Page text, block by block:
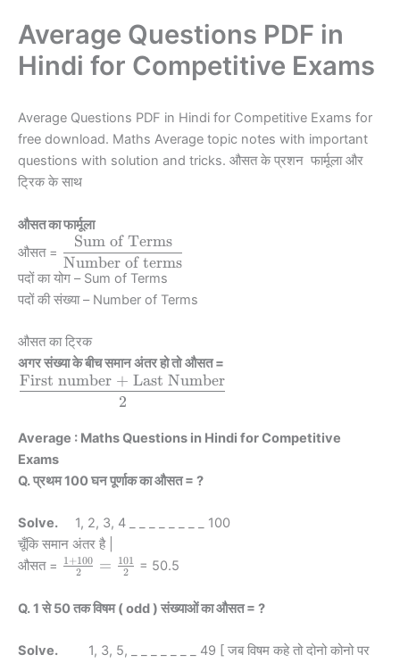
Average Questions PDF in
Hindi for Competitive Exams
Average Questions PDF in Hindi for Competitive Exams for
free download. Maths Average topic notes with important
questions with solution and tricks. औसत के प्रशन फार्मूला और
ट्रिक के साथ
औसत का फार्मूला
औसत =
\dfrac {
\text{Sum of
Terms}}
{\text{Number
Number of terms
Sum of Terms
पदों का योग – Sum of Terms
पदों की संख्या – Number of Terms
औसत का ट्रिक
अगर संख्या के बीच समान अंतर हो तो औसत =
\text{First
Number} }
2
First number + Last Number
Average : Maths Questions in Hindi for Competitive
Exams
Q. प्रथम 100 घन पूर्णाक का औसत = ?
Solve.
1, 2, 3, 4 _ _ _ _ _ _ _ _ 100
चूँकि समान अंतर है |
औसत = \frac
{2}
2
1+100 = 2
101 = 50.5
Q. 1 से 50 तक विषम ( odd ) संख्याओं का औसत = ?
Solve.
1, 3, 5, _ _ _ _ _ _ _ 49 [ जब विषम कहे तो दोनो कोनो पर